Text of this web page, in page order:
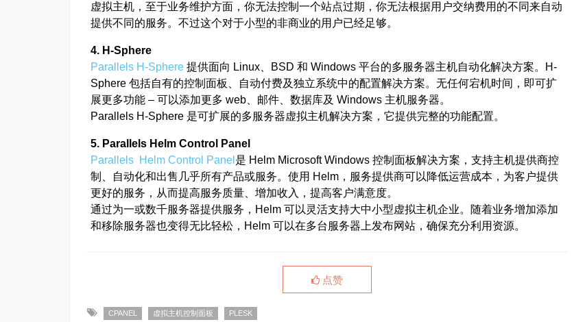
虚拟主机，至于业务维护方面，你无法控制一个站点过期，你无法根据用户交纳费用的不同来自动
提供不同的服务。不过这个对于小型的非商业的用户已经足够。
4. H-Sphere
Parallels H-Sphere 提供面向 Linux、BSD 和 Windows 平台的多服务器主机自动化解决方案。H-
Sphere 包括自有的控制面板、自动付费及独立系统中的配置解决方案。无任何宕机时间，即可扩
展更多功能 – 可以添加更多 web、邮件、数据库及 Windows 主机服务器。
Parallels H-Sphere 是可扩展的多服务器虚拟主机解决方案，它提供完整的功能配置。
5. Parallels Helm Control Panel
Parallels Helm Control Panel 是 Helm Microsoft Windows 控制面板解决方案，支持主机提供商控
制、自动化和出售几乎所有产品或服务。使用 Helm，服务提供商可以降低运营成本，为客户提供
更好的服务，从而提高服务质量、增加收入，提高客户满意度。
通过为一或数千服务器提供服务，Helm 可以灵活支持大中小型虚拟主机企业。随着业务增加添加
和移除服务器也变得无比轻松，Helm 可以在多台服务器上发布网站，确保充分利用资源。
点赞
CPANEL 虚拟主机控制面板 PLESK